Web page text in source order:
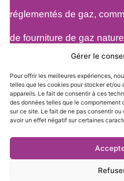
Gérer le
Pour offrir les meilleures expériences,
telles que les cookies pour stocker et/ou
appareils. Le fait de consentir à ces
des données telles que le comportement
sur ce site. Le fait de ne pas consentir
avoir un effet négatif sur certaines
réglementés de gaz,
de fourniture de gaz
27 rue Pierre Sémard,
Mentions légales et